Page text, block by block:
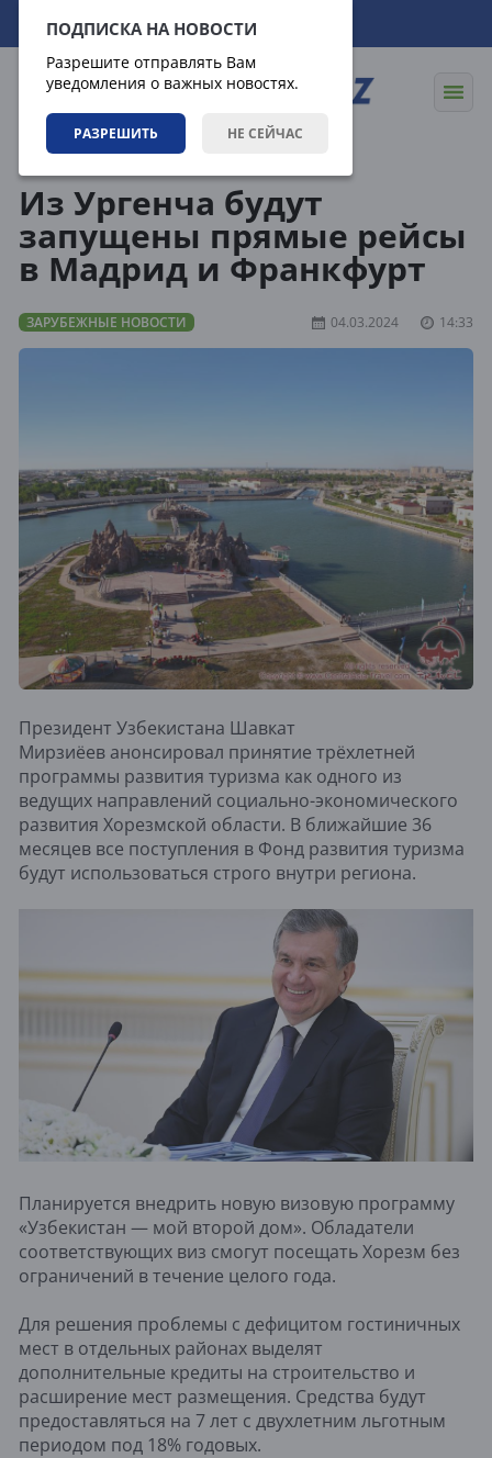
ПОДПИСКА НА НОВОСТИ
Разрешите отправлять Вам
уведомления о важных новостях.
РАЗРЕШИТЬ НЕ СЕЙЧАС
07.08.2026 18:56:00
Из Ургенча будут
запущены прямые рейсы
в Мадрид и Франкфурт
ЗАРУБЕЖНЫЕ НОВОСТИ 04.03.2024 14:33
Президент Узбекистана Шавкат
Мирзиёев анонсировал принятие трёхлетней
программы развития туризма как одного из
ведущих направлений социально-экономического
развития Хорезмской области. В ближайшие 36
месяцев все поступления в Фонд развития туризма
будут использоваться строго внутри региона.
Планируется внедрить новую визовую программу
«Узбекистан — мой второй дом». Обладатели
соответствующих виз смогут посещать Хорезм без
ограничений в течение целого года.
Для решения проблемы с дефицитом гостиничных
мест в отдельных районах выделят
дополнительные кредиты на строительство и
расширение мест размещения. Средства будут
предоставляться на 7 лет с двухлетним льготным
периодом под 18% годовых.